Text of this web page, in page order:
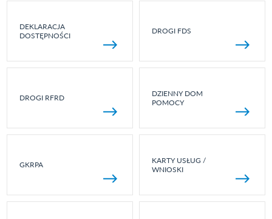
DEKLARACJA
DOSTĘPNOŚCI
DROGI FDS
DROGI RFRD
DZIENNY DOM
POMOCY
GKRPA
KARTY USŁUG /
WNIOSKI